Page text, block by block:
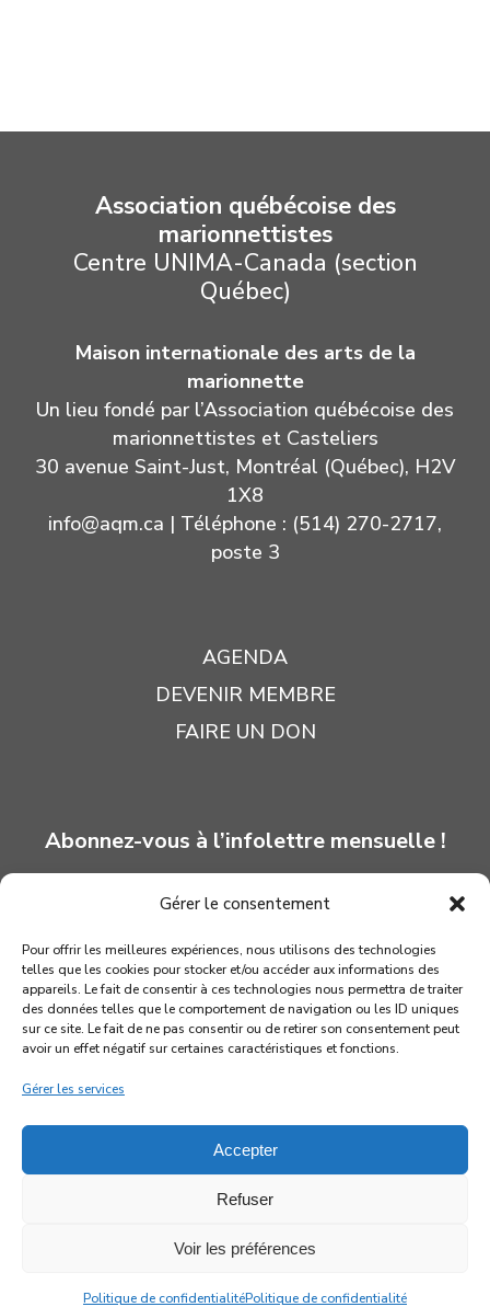
Gérer le consentement
Pour offrir les meilleures expériences, nous utilisons des technologies
telles que les cookies pour stocker et/ou accéder aux informations des
appareils. Le fait de consentir à ces technologies nous permettra de traiter
des données telles que le comportement de navigation ou les ID uniques
sur ce site. Le fait de ne pas consentir ou de retirer son consentement peut
avoir un effet négatif sur certaines caractéristiques et fonctions.
Gérer les services
Accepter
Refuser
Voir les préférences
Politique de confidentialitéPolitique de confidentialité
Association québécoise des
marionnettistes
Centre UNIMA-Canada (section
Québec)
Maison internationale des arts de la
marionnette
Un lieu fondé par l’Association québécoise des
marionnettistes et Casteliers
30 avenue Saint-Just, Montréal (Québec), H2V
1X8
info@aqm.ca | Téléphone : (514) 270-2717,
poste 3
AGENDA
DEVENIR MEMBRE
FAIRE UN DON
Abonnez-vous à l’infolettre mensuelle !
© 2026 Association québécoise des marionnettistes
facebookyoutube instagram